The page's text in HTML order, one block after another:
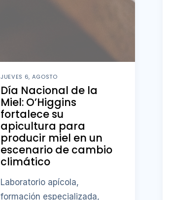
JUEVES 6, AGOSTO
Día Nacional de la
Miel: O’Higgins
fortalece su
apicultura para
producir miel en un
escenario de cambio
climático
Laboratorio apícola,
formación especializada,